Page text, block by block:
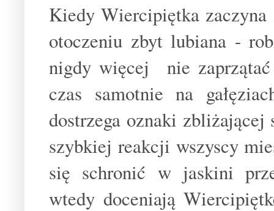
Kiedy Wiercipiętka
otoczeniu zbyt lubiana -
nigdy więcej nie zaprzątać
czas samotnie na
dostrzega oznaki
szybkiej reakcji wszyscy
się schronić w jaskini
wtedy doceniają